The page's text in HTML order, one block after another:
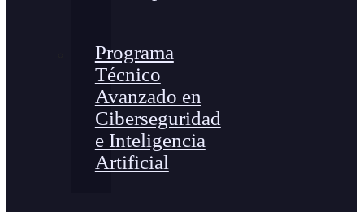
Programa
Técnico
Avanzado en
Ciberseguridad
e Inteligencia
Artificial